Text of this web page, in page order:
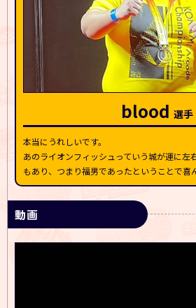
KAC後夜祭
楽曲紹介
キャンペーン
blood
本当にうれしいです。
あのライオンフィッシュっていう城が運に左
もあり、つまり福男であったということで喜
動画